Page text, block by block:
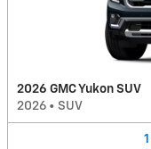
2026 GMC Yukon SUV
2026 • SUV
1